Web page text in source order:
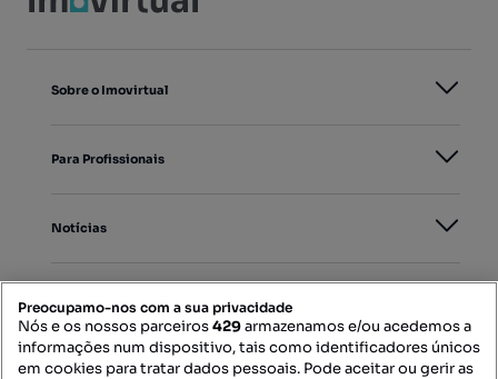
Sobre o Imovirtual
Para Profissionais
Notícias
Mapa do Site
Preocupamo-nos com a sua privacidade
Nós e os nossos parceiros429armazenamos e/ou acedemos a
informações num dispositivo, tais como identificadores únicos
em cookies para tratar dados pessoais. Pode aceitar ou gerir as